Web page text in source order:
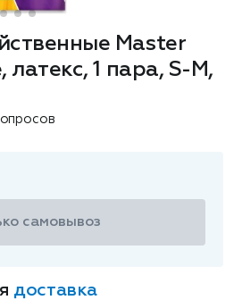
Master
латекс, 1 пара, S-M,
самовывоз
доставка